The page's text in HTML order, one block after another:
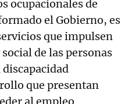
ocupacionales de
el Gobierno, es
que impulsen
de las personas
discapacidad
que presentan